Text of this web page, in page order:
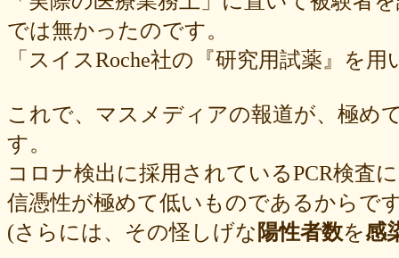
では無かったのです。
「スイスRoche社の『研究用試薬』を
これで、マスメディアの報道が、極め
す。
コロナ検出に採用されているPCR検査
信憑性が極めて低いものであるからで
(さらには、その怪しげな 陽性者数を感